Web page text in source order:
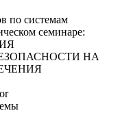
по системам
семинаре:
НА